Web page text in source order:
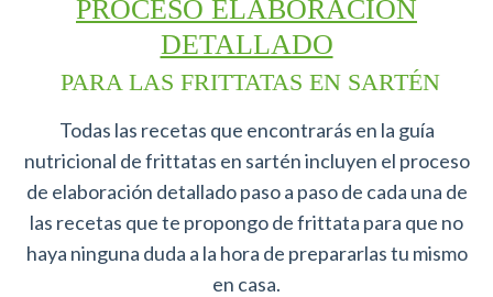
PROCESO ELABORACIÓN
DETALLADO
PARA LAS FRITTATAS EN SARTÉN
Todas las recetas que encontrarás en la guía
nutricional de frittatas en sartén incluyen el proceso
de elaboración detallado paso a paso de cada una de
las recetas que te propongo de frittata para que no
haya ninguna duda a la hora de prepararlas tu mismo
en casa.